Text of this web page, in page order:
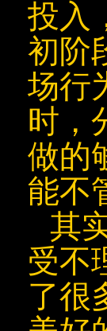
投入
初阶
场行
时，
做的
能不
其
受不
了很